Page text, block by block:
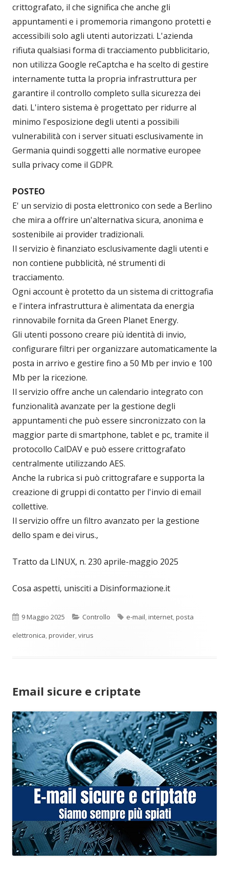
crittografato, il che significa che anche gli
appuntamenti e i promemoria rimangono protetti e
accessibili solo agli utenti autorizzati. L'azienda
rifiuta qualsiasi forma di tracciamento pubblicitario,
non utilizza Google reCaptcha e ha scelto di gestire
internamente tutta la propria infrastruttura per
garantire il controllo completo sulla sicurezza dei
dati. L'intero sistema è progettato per ridurre al
minimo l'esposizione degli utenti a possibili
vulnerabilità con i server situati esclusivamente in
Germania quindi soggetti alle normative europee
sulla privacy come il GDPR.
POSTEO
E' un servizio di posta elettronico con sede a Berlino
che mira a offrire un'alternativa sicura, anonima e
sostenibile ai provider tradizionali.
Il servizio è finanziato esclusivamente dagli utenti e
non contiene pubblicità, né strumenti di
tracciamento.
Ogni account è protetto da un sistema di crittografia
e l'intera infrastruttura è alimentata da energia
rinnovabile fornita da Green Planet Energy.
Gli utenti possono creare più identità di invio,
configurare filtri per organizzare automaticamente la
posta in arrivo e gestire fino a 50 Mb per invio e 100
Mb per la ricezione.
Il servizio offre anche un calendario integrato con
funzionalità avanzate per la gestione degli
appuntamenti che può essere sincronizzato con la
maggior parte di smartphone, tablet e pc, tramite il
protocollo CalDAV e può essere crittografato
centralmente utilizzando AES.
Anche la rubrica si può crittografare e supporta la
creazione di gruppi di contatto per l'invio di email
collettive.
Il servizio offre un filtro avanzato per la gestione
dello spam e dei virus.,
Tratto da LINUX, n. 230 aprile-maggio 2025
Cosa aspetti, unisciti a Disinformazione.it
Pubblicato
9 Maggio 2025 Categorie
Controllo Tag
e-mail,internet,posta
elettronica,provider,virus
Email sicure e criptate